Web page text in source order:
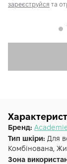
зареєструйся та
𒊹
Бренд:
Тип шкіри: Для
Комбінована,
Зона